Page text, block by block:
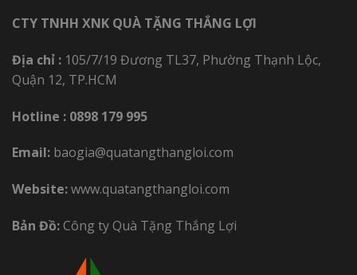
CTY TNHH XNK QUÀ TẶNG THẮNG LỢI
Địa chỉ : 105/7/19 Đương TL37, Phường Thạnh Lộc,
Quận 12, TP.HCM
Hotline : 0898 179 995
Email: baogia@quatangthangloi.com
Website:www.quatangthangloi.com
Bản Đồ:Công ty Quà Tặng Thắng Lợi